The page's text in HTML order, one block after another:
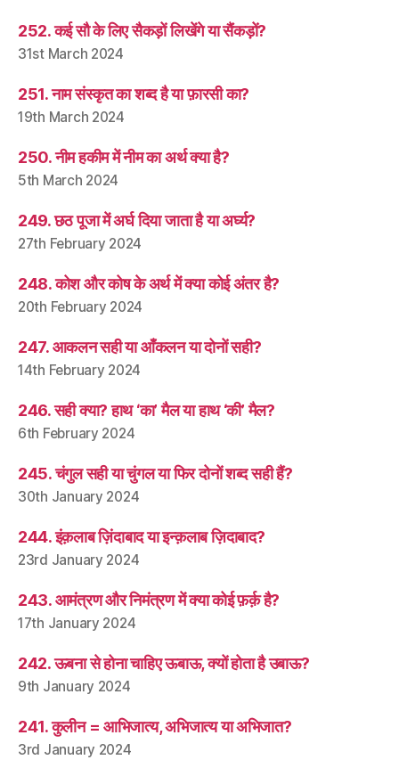
252. कई सौ के लिए सैकड़ों लिखेंगे या सैंकड़ों?
31st March 2024
251. नाम संस्कृत का शब्द है या फ़ारसी का?
19th March 2024
250. नीम हकीम में नीम का अर्थ क्या है?
5th March 2024
249. छठ पूजा में अर्घ दिया जाता है या अर्घ्य?
27th February 2024
248. कोश और कोष के अर्थ में क्या कोई अंतर है?
20th February 2024
247. आकलन सही या आँकलन या दोनों सही?
14th February 2024
246. सही क्या? हाथ ‘का’ मैल या हाथ ‘की’ मैल?
6th February 2024
245. चंगुल सही या चुंगल या फिर दोनों शब्द सही हैं?
30th January 2024
244. इंक़लाब ज़िंदाबाद या इन्क़लाब ज़िदाबाद?
23rd January 2024
243. आमंत्रण और निमंत्रण में क्या कोई फ़र्क़ है?
17th January 2024
242. ऊबना से होना चाहिए ऊबाऊ, क्यों होता है उबाऊ?
9th January 2024
241. कुलीन = आभिजात्य, अभिजात्य या अभिजात?
3rd January 2024